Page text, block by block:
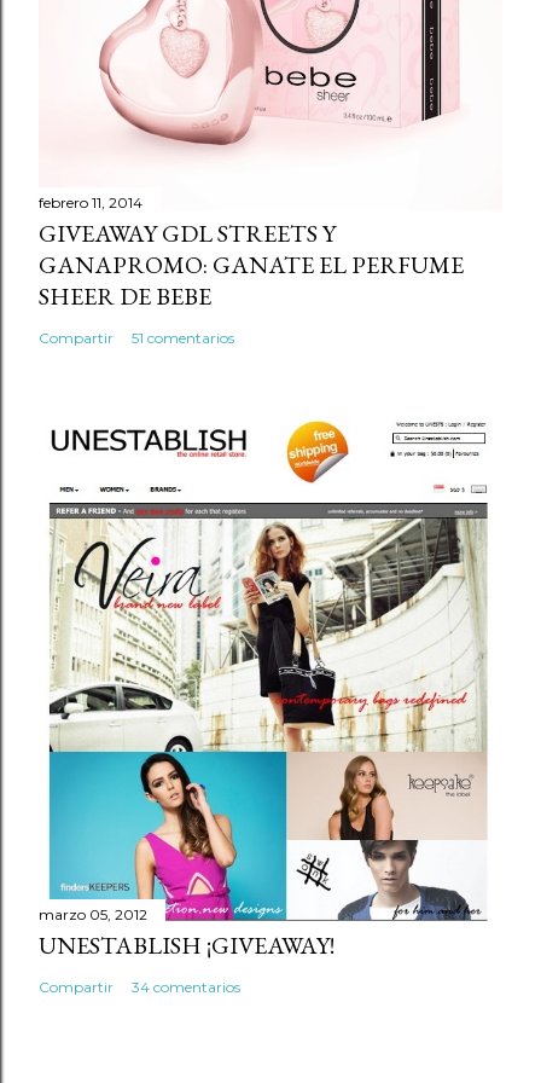
r
i
o
febrero 11, 2014
GIVEAWAY GDL STREETS Y
GANAPROMO: GANATE EL PERFUME
SHEER DE BEBE
Compartir 51 comentarios
marzo 05, 2012
UNESTABLISH ¡GIVEAWAY!
Compartir 34 comentarios